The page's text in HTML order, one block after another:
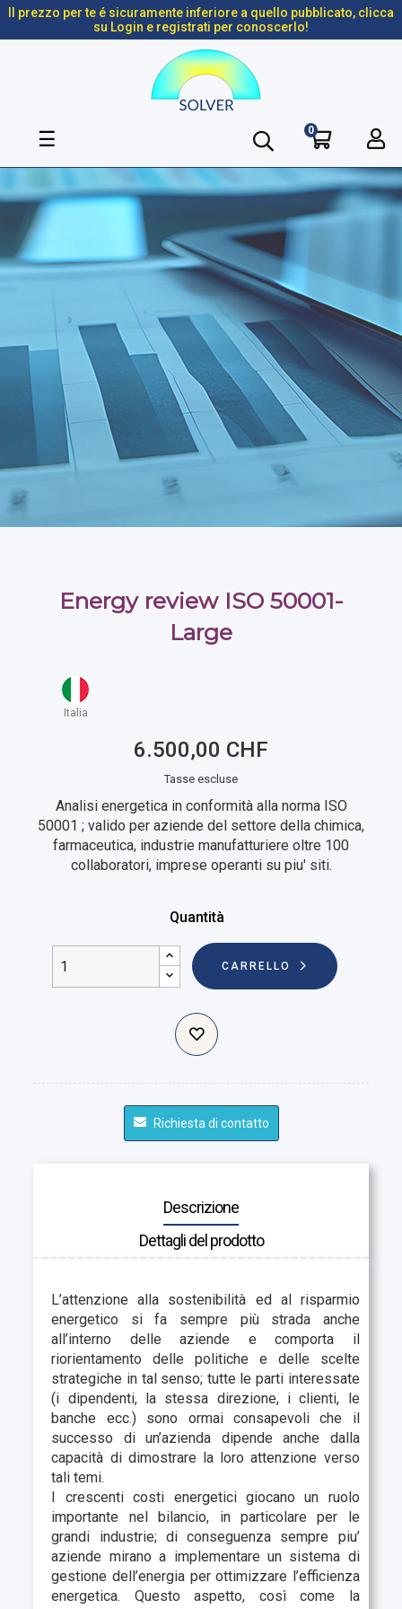
Il prezzo per te é sicuramente inferiore a quello pubblicato, clicca
su Login e registrati per conoscerlo!
navigazione
☰ 0
Energy review ISO 50001-
Large
Italia
6.500,00 CHF
Tasse escluse
Analisi energetica in conformità alla norma ISO
50001 ; valido per aziende del settore della chimica,
farmaceutica, industrie manufatturiere oltre 100
collaboratori, imprese operanti su piu' siti.
Quantità
CARRELLO
Richiesta di contatto
Descrizione
Dettagli del prodotto
L’attenzione alla sostenibilità ed al risparmio
energetico si fa sempre più strada anche
all’interno delle aziende e comporta il
riorientamento delle politiche e delle scelte
strategiche in tal senso; tutte le parti interessate
(i dipendenti, la stessa direzione, i clienti, le
banche ecc.) sono ormai consapevoli che il
successo di un’azienda dipende anche dalla
capacità di dimostrare la loro attenzione verso
tali temi.
I crescenti costi energetici giocano un ruolo
importante nel bilancio, in particolare per le
grandi industrie; di conseguenza sempre piu’
aziende mirano a implementare un sistema di
gestione dell’energia per ottimizzare l’efficienza
energetica. Questo aspetto, così come la